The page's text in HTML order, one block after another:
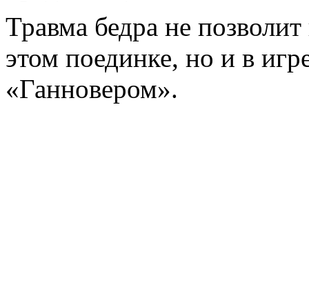
Травма бедра не
этом поединке, но и в
«Ганновером».